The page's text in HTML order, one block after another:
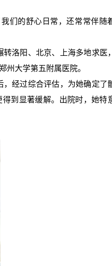
们的舒心日常，还常常伴随
洛阳、北京、上海多地求医
州大学第五附属医院。
经过综合评估，为她确定了
到显著缓解。出院时，她特